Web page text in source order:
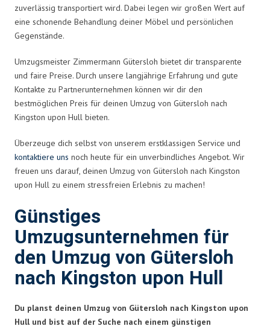
zuverlässig transportiert wird. Dabei legen wir großen Wert auf
eine schonende Behandlung deiner Möbel und persönlichen
Gegenstände.
Umzugsmeister Zimmermann Gütersloh bietet dir transparente
und faire Preise. Durch unsere langjährige Erfahrung und gute
Kontakte zu Partnerunternehmen können wir dir den
bestmöglichen Preis für deinen Umzug von Gütersloh nach
Kingston upon Hull bieten.
Überzeuge dich selbst von unserem erstklassigen Service und
kontaktiere uns noch heute für ein unverbindliches Angebot. Wir
freuen uns darauf, deinen Umzug von Gütersloh nach Kingston
upon Hull zu einem stressfreien Erlebnis zu machen!
Günstiges
Umzugsunternehmen für
den Umzug von Gütersloh
nach Kingston upon Hull
Du planst deinen Umzug von Gütersloh nach Kingston upon
Hull und bist auf der Suche nach einem günstigen